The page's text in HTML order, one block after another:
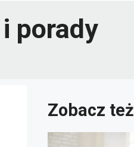
porady
Zobacz też